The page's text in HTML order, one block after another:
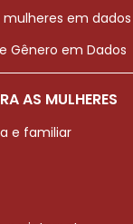
em dados
Gênero em Dados
AS MULHERES
e familiar